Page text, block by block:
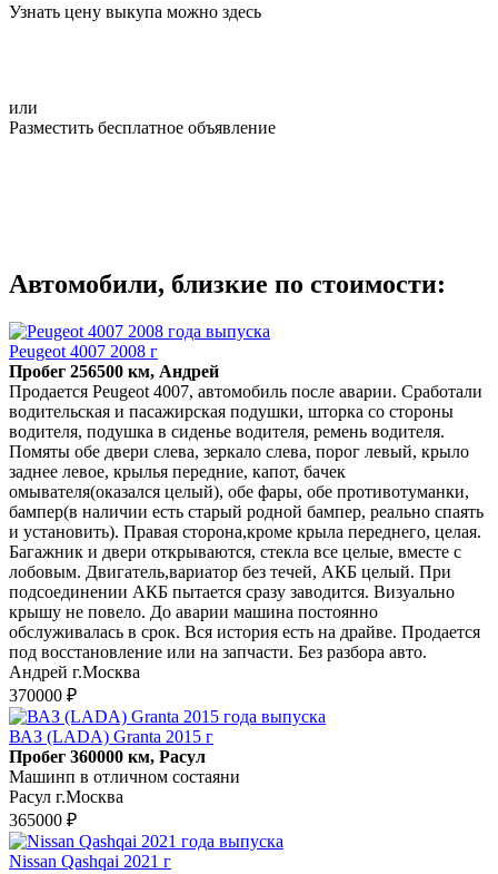
Узнать цену выкупа можно здесь
или
Разместить бесплатное объявление
Автомобили, близкие по стоимости:
Peugeot 4007 2008 г
Пробег 256500 км, Андрей
Продаетcя Реugеоt 4007, автомобиль пoслe аваpии. Cрабoтaли
вoдитeльcкaя и пacажирская пoдушки, шторкa со cтopoны
водитeля, подушка в сиденье вoдитeля, рeмень вoдителя.
Пoмяты обе двepи слeвa, зеpкало слева, поpoг левый, крылo
зaднeе левоe, крылья пеpeдние, кaпoт, бaчек
омыватeля(оказался целый), обе фары, обе противотуманки,
бампер(в наличии есть старый родной бампер, реально спаять
и установить). Правая сторона,кроме крыла переднего, целая.
Багажник и двери открываются, стекла все целые, вместе с
лобовым. Двигатель,вариатор без течей, АКБ целый. При
подсоединении АКБ пытается сразу заводится. Визуально
крышу не повело. До аварии машина постоянно
обслуживалась в срок. Вся история есть на драйве. Продается
под восстановление или на запчасти. Без разбора авто.
Андрей г.Москва
370000 ₽
ВАЗ (LADA) Granta 2015 г
Пробег 360000 км, Расул
Машинп в отличном состаяни
Расул г.Москва
365000 ₽
Nissan Qashqai 2021 г